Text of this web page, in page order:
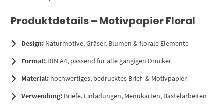
Produktdetails – Motivpapier Floral
Design: Naturmotive, Gräser, Blumen & florale Elemente
Format: DIN A4, passend für alle gängigen Drucker
Material: hochwertiges, bedrucktes Brief- & Motivpapier
Verwendung: Briefe, Einladungen, Menükarten, Bastelarbeiten